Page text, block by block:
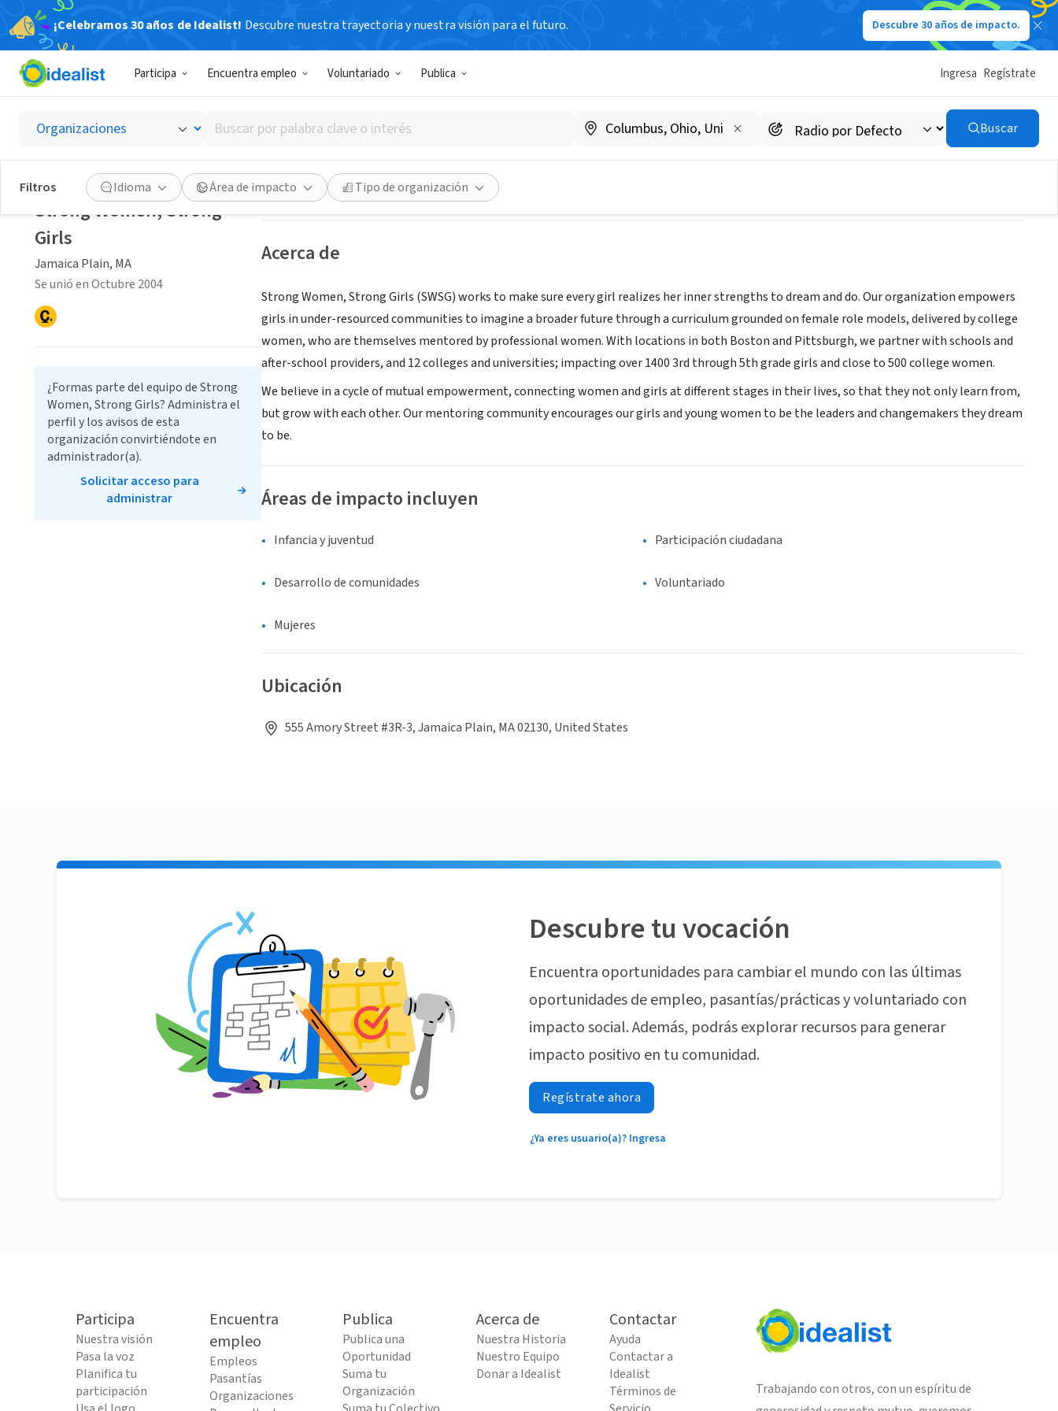
¡Celebramos 30 años de Idealist! Descubre nuestra trayectoria y nuestra visión para el futuro. Descubre 30 años de impacto.
Participa Encuentra empleo Voluntariado Publica Ingresa Regístrate
Buscar
por
palabra
clave
o
interés
Buscar
Filtros Idioma Área de impacto Tipo de organización
Strong Women, Strong Girls
Jamaica Plain, MA |www.swsg.org
Guardar Compartir
Acerca de
Strong Women, Strong Girls (SWSG) works to make sure every girl realizes her inner strengths to dream and do. Our organization empowers
girls in under-resourced communities to imagine a broader future through a curriculum grounded on female role models, delivered by college
women, who are themselves mentored by professional women. With locations in both Boston and Pittsburgh, we partner with schools and
after-school providers, and 12 colleges and universities; impacting over 1400 3rd through 5th grade girls and close to 500 college women.
We believe in a cycle of mutual empowerment, connecting women and girls at different stages in their lives, so that they not only learn from,
but grow with each other. Our mentoring community encourages our girls and young women to be the leaders and changemakers they dream
to be.
Áreas de impacto incluyen
Infancia y juventud Participación ciudadana
Desarrollo de comunidades Voluntariado
Mujeres
Ubicación
555 Amory Street #3R-3, Jamaica Plain, MA 02130, United States
Strong Women, Strong
Girls
Jamaica Plain, MA
Se unió en Octubre 2004
¿Formas parte del equipo de Strong
Women, Strong Girls? Administra el
perfil y los avisos de esta
organización convirtiéndote en
administrador(a).
Solicitar acceso para
administrar
Descubre tu vocación
Encuentra oportunidades para cambiar el mundo con las últimas
oportunidades de empleo, pasantías/prácticas y voluntariado con
impacto social. Además, podrás explorar recursos para generar
impacto positivo en tu comunidad.
Regístrate ahora
¿Ya eres usuario(a)? Ingresa
Participa
Nuestra visión
Pasa la voz
Planifica tu
participación
Encuentra
empleo
Empleos
Pasantías
Organizaciones
Publica
Publica una
Oportunidad
Suma tu
Organización
Acerca de
Nuestra Historia
Nuestro Equipo
Donar a Idealist
Contactar
Ayuda
Contactar a
Idealist
Términos de
Trabajando con otros, con un espíritu de